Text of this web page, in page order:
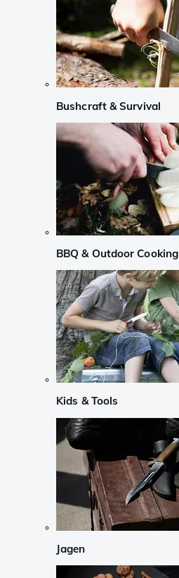
Bushcraft & Survival
BBQ & Outdoor Cooking
Kids & Tools
Jagen